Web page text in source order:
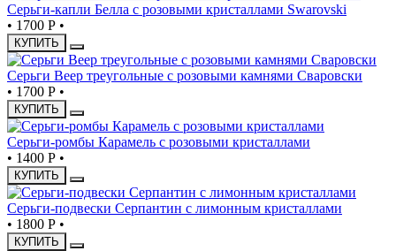
Серьги-капли Белла с розовыми кристаллами Swarovski
• 1700 Р •
КУПИТЬ
Серьги Веер треугольные с розовыми камнями Сваровски
• 1700 Р •
КУПИТЬ
Серьги-ромбы Карамель с розовыми кристаллами
• 1400 Р •
КУПИТЬ
Серьги-подвески Серпантин с лимонным кристаллами
• 1800 Р •
КУПИТЬ